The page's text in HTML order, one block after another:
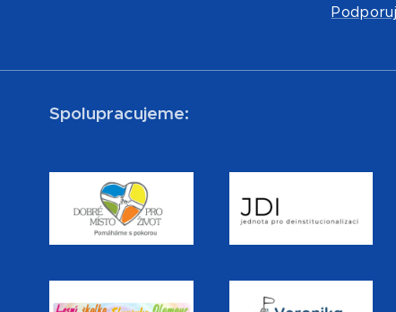
Spolupracujeme: